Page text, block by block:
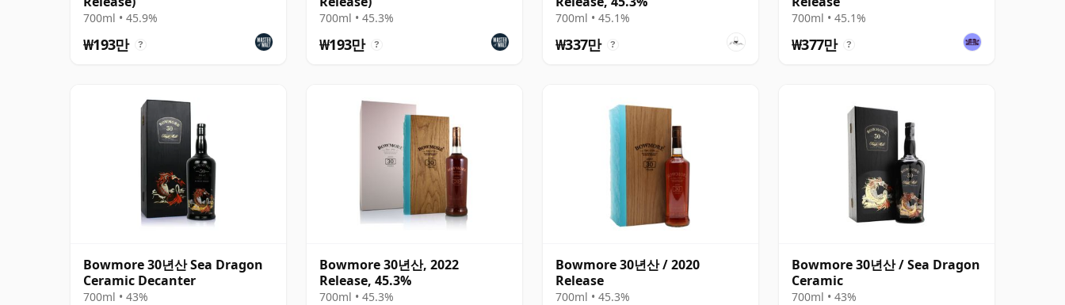
700ml • 45.9%
₩193만 ?
700ml • 45.3%
₩193만 ?
700ml • 45.1%
₩337만 ?
700ml • 45.1%
₩377만 ?
Bowmore 30년산 Sea Dragon
Ceramic Decanter
700ml • 43%
Bowmore 30년산, 2022
Release, 45.3%
700ml • 45.3%
Bowmore 30년산 / 2020
Release
700ml • 45.3%
Bowmore 30년산 / Sea Dragon
Ceramic
700ml • 43%